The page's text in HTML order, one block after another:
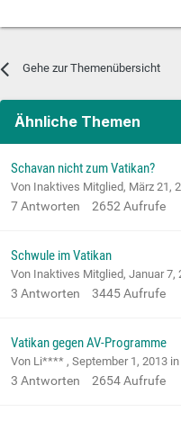
Gehe zur Themenübersicht
Ähnliche Themen
Schavan nicht zum Vatikan?
Von Inaktives Mitglied, März 21,
7Antworten 2652Aufrufe
Schwule im Vatikan
Von Inaktives Mitglied, Januar 7,
3 Antworten 3445Aufrufe
Vatikan gegen AV-Programme
Von Li**** , September 1, 2013 in
3 Antworten 2654Aufrufe